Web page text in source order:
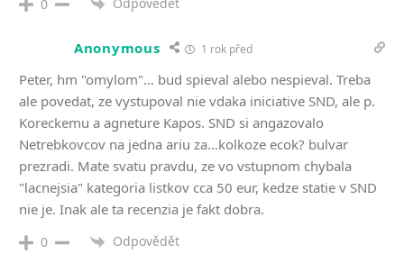
0
Anonymous 1 rok před
Peter, hm "omylom"… bud spieval alebo nespieval. Treba
ale povedat, ze vystupoval nie vdaka iniciative SND, ale p.
Koreckemu a agneture Kapos. SND si angazovalo
Netrebkovcov na jedna ariu za…kolkoze ecok? bulvar
prezradi. Mate svatu pravdu, ze vo vstupnom chybala
"lacnejsia" kategoria listkov cca 50 eur, kedze statie v SND
nie je. Inak ale ta recenzia je fakt dobra.
0 Odpovědět